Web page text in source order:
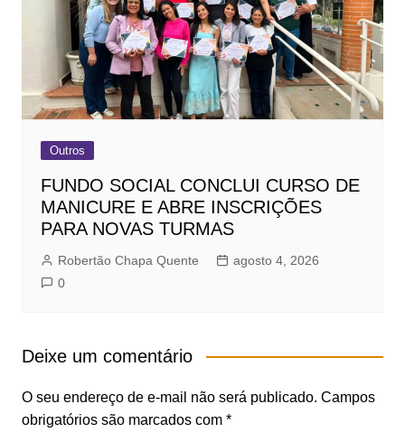
Outros
FUNDO SOCIAL CONCLUI CURSO DE
MANICURE E ABRE INSCRIÇÕES
PARA NOVAS TURMAS
Robertão Chapa Quente
agosto 4, 2026
0
Deixe um comentário
O seu endereço de e-mail não será publicado. Campos
obrigatórios são marcados com *